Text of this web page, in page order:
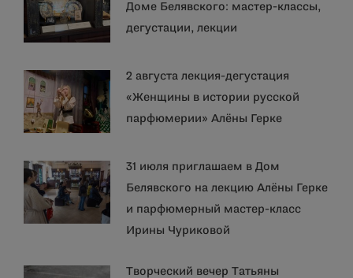
Доме Белявского: мастер-классы,
дегустации, лекции
2 августа лекция-дегустация
«Женщины в истории русской
парфюмерии» Алёны Герке
31 июля приглашаем в Дом
Белявского на лекцию Алёны Герке
и парфюмерный мастер-класс
Ирины Чуриковой
Творческий вечер Татьяны